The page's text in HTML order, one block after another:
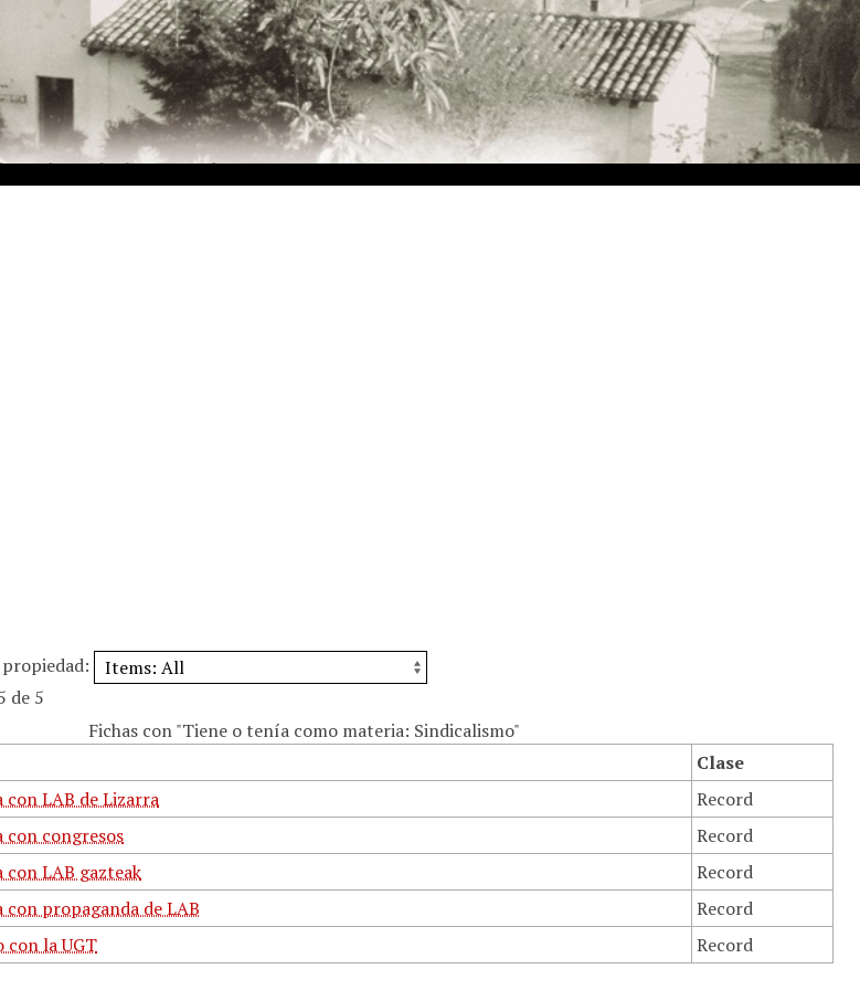
de 5
Fichas con "Tiene o tenía como materia: Sindicalismo"
Clase
LAB de Lizarra
Record
con congresos
Record
LAB gazteak
Record
propaganda de LAB
Record
con la UGT
Record